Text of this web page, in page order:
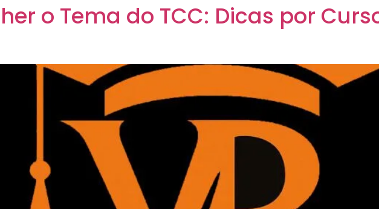
o Tema do TCC: Dicas por